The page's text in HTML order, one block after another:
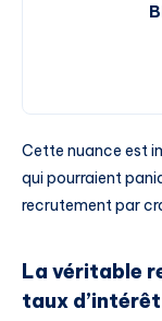
Cette nuance est
qui pourraient
recrutement par
La véritable
taux d’intérêt